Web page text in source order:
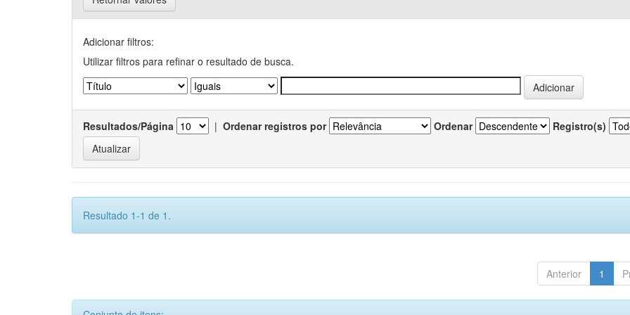
Adicionar filtros:
Utilizar filtros para refinar o resultado de busca.
Resultados/Página | Ordenar registros por Ordenar Registro(s)
Resultado 1-1 de 1.
Anterior 1